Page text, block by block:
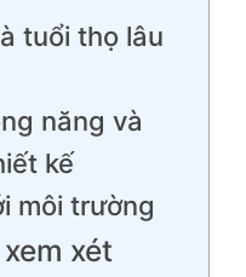
tuổi thọ lâu
năng và
kế
môi trường
xét